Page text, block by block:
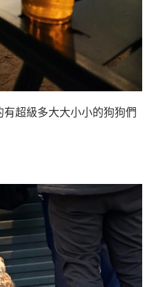
超級多大大小小的狗狗們